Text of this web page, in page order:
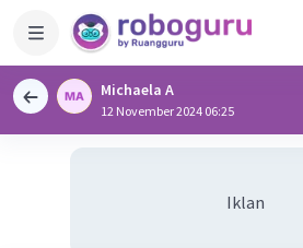
Michaela A
12 November 2024 06:25
Iklan